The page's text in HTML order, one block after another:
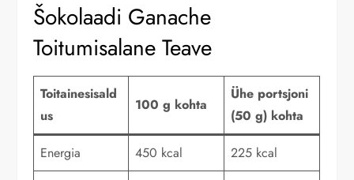
Šokolaadi Ganache
Toitumisalane Teave
Toitainesisald
us
100 g kohta
Ühe portsjoni
(50 g) kohta
Energia 450 kcal
225 kcal